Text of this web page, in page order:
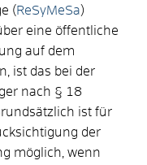
(ReSyMeSa)
eine öffentliche
auf dem
ist das bei der
nach § 18
ist für
der
möglich, wenn